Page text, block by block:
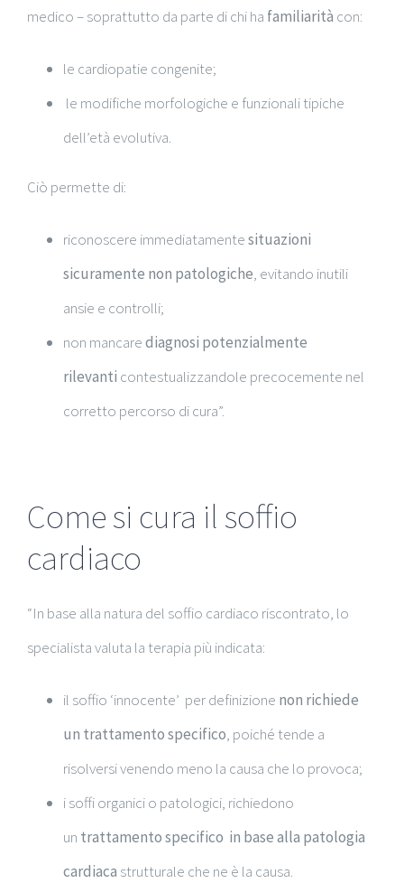
medico – soprattutto da parte di chi ha familiarità con:
le cardiopatie congenite;
le modifiche morfologiche e funzionali tipiche
dell’età evolutiva.
Ciò permette di:
riconoscere immediatamentesituazioni
sicuramente non patologiche, evitando inutili
ansie e controlli;
non mancarediagnosi potenzialmente
rilevanti contestualizzandole precocemente nel
corretto percorso di cura”.
Come si cura il soffio
cardiaco
“In base alla natura del soffio cardiaco riscontrato, lo
specialista valuta la terapia più indicata:
il soffio ‘innocente’ per definizione non richiede
un trattamento specifico, poiché tende a
risolversi venendo meno la causa che lo provoca;
i soffi organici o patologici, richiedono
un trattamento specifico in base alla patologia
cardiaca strutturale che ne è la causa.